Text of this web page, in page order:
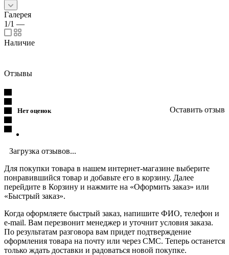
Галерея
1/1 —
Наличие
Отзывы
Нет оценок Оставить отзыв
Загрузка отзывов...
Для покупки товара в нашем интернет-магазине выберите
понравившийся товар и добавьте его в корзину. Далее
перейдите в Корзину и нажмите на «Оформить заказ» или
«Быстрый заказ».
Когда оформляете быстрый заказ, напишите ФИО, телефон и
e-mail. Вам перезвонит менеджер и уточнит условия заказа.
По результатам разговора вам придет подтверждение
оформления товара на почту или через СМС. Теперь останется
только ждать доставки и радоваться новой покупке.